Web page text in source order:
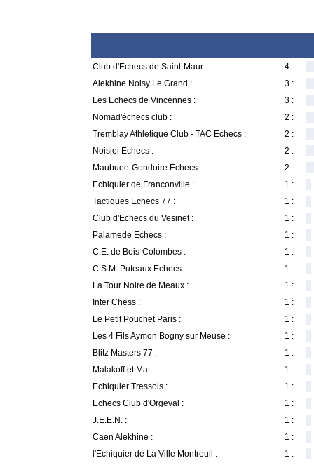
Club d'Echecs de Saint-Maur :
4 :
Alekhine Noisy Le Grand :
3 :
Les Echecs de Vincennes :
3 :
Nomad'échecs club :
2 :
Tremblay Athletique Club - TAC Echecs :
2 :
Noisiel Echecs :
2 :
Maubuee-Gondoire Echecs :
2 :
Echiquier de Franconville :
1 :
Tactiques Echecs 77 :
1 :
Club d'Echecs du Vesinet :
1 :
Palamede Echecs :
1 :
C.E. de Bois-Colombes :
1 :
C.S.M. Puteaux Echecs :
1 :
La Tour Noire de Meaux :
1 :
Inter Chess :
1 :
Le Petit Pouchet Paris :
1 :
Les 4 Fils Aymon Bogny sur Meuse :
1 :
Blitz Masters 77 :
1 :
Malakoff et Mat :
1 :
Echiquier Tressois :
1 :
Echecs Club d'Orgeval :
1 :
J.E.E.N. :
1 :
Caen Alekhine :
1 :
l'Echiquier de La Ville Montreuil :
1 :